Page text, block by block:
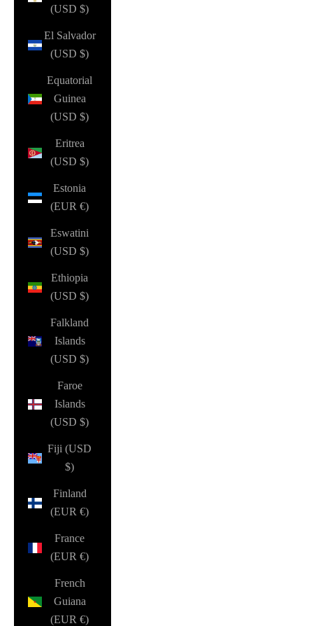
(USD $)
El Salvador
(USD $)
Equatorial
Guinea
(USD $)
Eritrea
(USD $)
Estonia
(EUR €)
Eswatini
(USD $)
Ethiopia
(USD $)
Falkland
Islands
(USD $)
Faroe
Islands
(USD $)
Fiji (USD
$)
Finland
(EUR €)
France
(EUR €)
French
Guiana
(EUR €)